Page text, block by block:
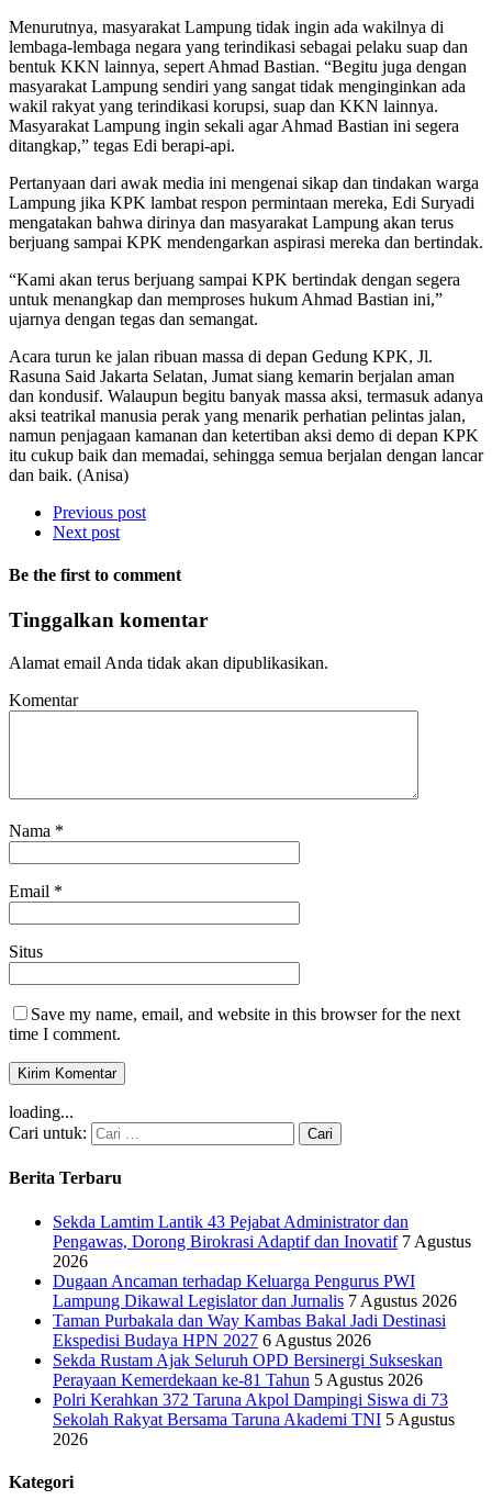
Menurutnya, masyarakat Lampung tidak ingin ada wakilnya di
lembaga-lembaga negara yang terindikasi sebagai pelaku suap dan
bentuk KKN lainnya, sepert Ahmad Bastian. “Begitu juga dengan
masyarakat Lampung sendiri yang sangat tidak menginginkan ada
wakil rakyat yang terindikasi korupsi, suap dan KKN lainnya.
Masyarakat Lampung ingin sekali agar Ahmad Bastian ini segera
ditangkap,” tegas Edi berapi-api.
Pertanyaan dari awak media ini mengenai sikap dan tindakan warga
Lampung jika KPK lambat respon permintaan mereka, Edi Suryadi
mengatakan bahwa dirinya dan masyarakat Lampung akan terus
berjuang sampai KPK mendengarkan aspirasi mereka dan bertindak.
“Kami akan terus berjuang sampai KPK bertindak dengan segera
untuk menangkap dan memproses hukum Ahmad Bastian ini,”
ujarnya dengan tegas dan semangat.
Acara turun ke jalan ribuan massa di depan Gedung KPK, Jl.
Rasuna Said Jakarta Selatan, Jumat siang kemarin berjalan aman
dan kondusif. Walaupun begitu banyak massa aksi, termasuk adanya
aksi teatrikal manusia perak yang menarik perhatian pelintas jalan,
namun penjagaan kamanan dan ketertiban aksi demo di depan KPK
itu cukup baik dan memadai, sehingga semua berjalan dengan lancar
dan baik. (Anisa)
Previous post
Next post
Be the first to comment
Tinggalkan komentar
Alamat email Anda tidak akan dipublikasikan.
Komentar
Nama *
Email *
Situs
Save my name, email, and website in this browser for the next
time I comment.
loading...
Cari untuk:
Berita Terbaru
Sekda Lamtim Lantik 43 Pejabat Administrator dan
Pengawas, Dorong Birokrasi Adaptif dan Inovatif 7 Agustus
2026
Dugaan Ancaman terhadap Keluarga Pengurus PWI
Lampung Dikawal Legislator dan Jurnalis 7 Agustus 2026
Taman Purbakala dan Way Kambas Bakal Jadi Destinasi
Ekspedisi Budaya HPN 2027 6 Agustus 2026
Sekda Rustam Ajak Seluruh OPD Bersinergi Sukseskan
Perayaan Kemerdekaan ke-81 Tahun 5 Agustus 2026
Polri Kerahkan 372 Taruna Akpol Dampingi Siswa di 73
Sekolah Rakyat Bersama Taruna Akademi TNI 5 Agustus
2026
Kategori